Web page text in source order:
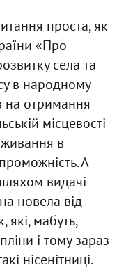
проста, як
«Про
села та
в народному
на отримання
місцевості
в
А
видачі
новела від
які, мабуть,
і тому зараз
нісенітниці.